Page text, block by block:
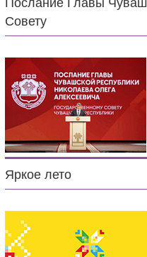
Послание Главы
Совету
Яркое лето